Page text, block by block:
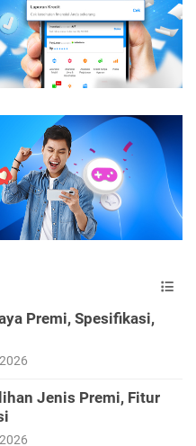
Premi, Spesifikasi,
Jenis Premi, Fitur